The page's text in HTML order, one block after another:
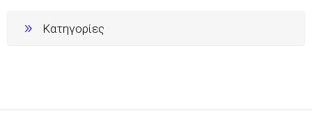
Κατηγορίες